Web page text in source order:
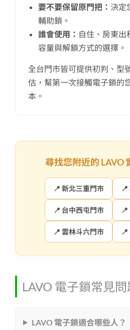
要不要保留原門把： 決定
輔助鎖。
誰會使用： 自住、房東出
容量與解鎖方式的選擇。
全台門市皆可提供初判、型
估，幫第一次接觸電子鎖的
本。
尋找您附近的 LAVO
📍 新北三重門市
📍 台中西屯門市
📍 雲林斗六門市
LAVO 電子鎖常見問
LAVO 電子鎖適合哪些人？